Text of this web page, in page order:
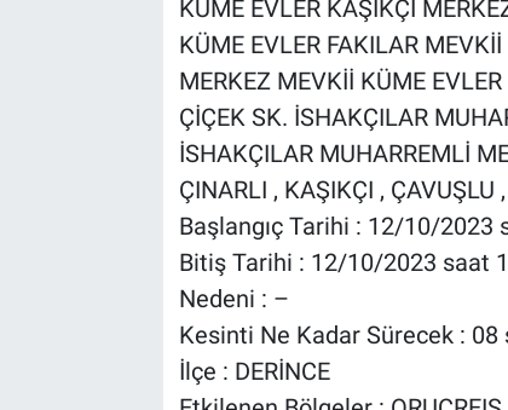
KÜME EVLER KAŞIKÇI
KÜME EVLER FAKILAR
MERKEZ MEVKİİ KÜME
ÇİÇEK SK. İSHAKÇILAR
İSHAKÇILAR MUHARREMLİ
ÇINARLI , KAŞIKÇI , ÇAVUŞLU
Başlangıç Tarihi : 12/10/2023
Bitiş Tarihi : 12/10/2023 saat
Nedeni : –
Kesinti Ne Kadar Sürecek : 08
İlçe : DERİNCE